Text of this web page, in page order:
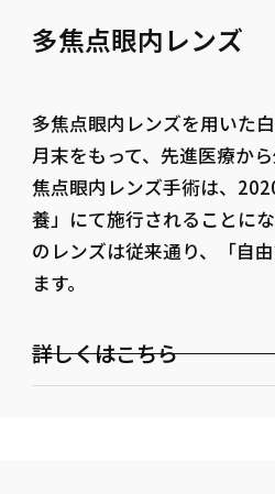
多焦点眼内レンズ
多焦点眼内レンズを用いた
月末をもって、先進医療か
焦点眼内レンズ手術は、
養」にて施行されることに
のレンズは従来通り、「自
ます。
詳しくはこちら